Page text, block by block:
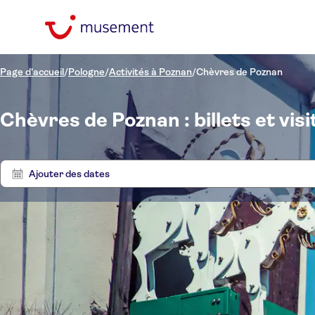
Page d’accueil/Pologne/Activités à Poznan/Chèvres de Poznan
Chèvres de Poznan : billets et
Ajouter des dates
Prix par adulte
Min Max €
Prise en charge à l'hôtel
NO-PICKUP
Options de billets
Visite guidée
Excursion privée
Catégories
Attractions et visites
Langue